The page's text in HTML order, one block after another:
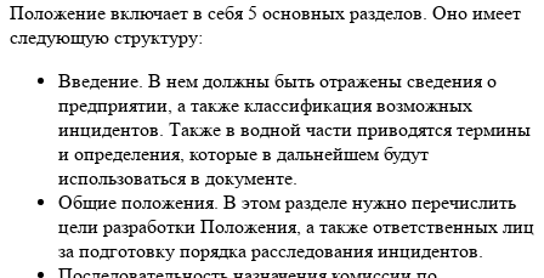
Положение включает в себя 5 основных разделов. Оно имеет
следующую структуру:
Введение. В нем должны быть отражены сведения о
предприятии, а также классификация возможных
инцидентов. Также в водной части приводятся термины
и определения, которые в дальнейшем будут
использоваться в документе.
Общие положения. В этом разделе нужно перечислить
цели разработки Положения, а также ответственных лиц
за подготовку порядка расследования инцидентов.